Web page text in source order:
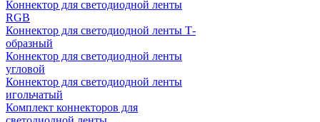
Коннектор для светодиодной ленты
RGB
Коннектор для светодиодной ленты Т-
образный
Коннектор для светодиодной ленты
угловой
Коннектор для светодиодной ленты
игольчатый
Комплект коннекторов для